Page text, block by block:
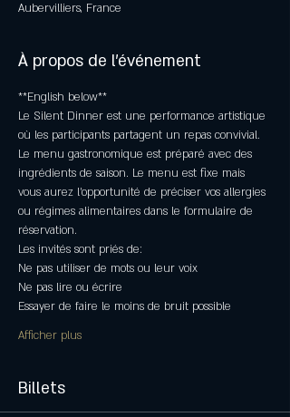
Aubervilliers, France
À propos de l'événement
**English below**
Le Silent Dinner est une performance artistique
où les participants partagent un repas convivial.
Le menu gastronomique est préparé avec des
ingrédients de saison. Le menu est fixe mais
vous aurez l’opportunité de préciser vos allergies
ou régimes alimentaires dans le formulaire de
réservation.
Les invités sont priés de:
Ne pas utiliser de mots ou leur voix
Ne pas lire ou écrire
Essayer de faire le moins de bruit possible
Afficher plus
Billets